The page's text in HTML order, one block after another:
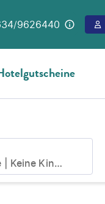
9626440
Keine Kinder